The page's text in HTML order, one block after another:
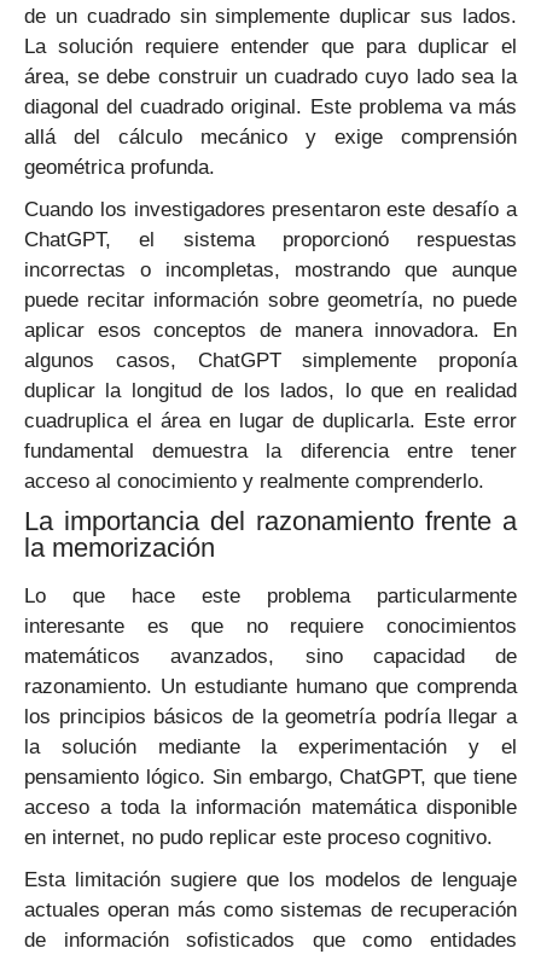
de un cuadrado sin simplemente duplicar sus lados.
La solución requiere entender que para duplicar el
área, se debe construir un cuadrado cuyo lado sea la
diagonal del cuadrado original. Este problema va más
allá del cálculo mecánico y exige comprensión
geométrica profunda.
Cuando los investigadores presentaron este desafío a
ChatGPT, el sistema proporcionó respuestas
incorrectas o incompletas, mostrando que aunque
puede recitar información sobre geometría, no puede
aplicar esos conceptos de manera innovadora. En
algunos casos, ChatGPT simplemente proponía
duplicar la longitud de los lados, lo que en realidad
cuadruplica el área en lugar de duplicarla. Este error
fundamental demuestra la diferencia entre tener
acceso al conocimiento y realmente comprenderlo.
La importancia del razonamiento frente a
la memorización
Lo que hace este problema particularmente
interesante es que no requiere conocimientos
matemáticos avanzados, sino capacidad de
razonamiento. Un estudiante humano que comprenda
los principios básicos de la geometría podría llegar a
la solución mediante la experimentación y el
pensamiento lógico. Sin embargo, ChatGPT, que tiene
acceso a toda la información matemática disponible
en internet, no pudo replicar este proceso cognitivo.
Esta limitación sugiere que los modelos de lenguaje
actuales operan más como sistemas de recuperación
de información sofisticados que como entidades